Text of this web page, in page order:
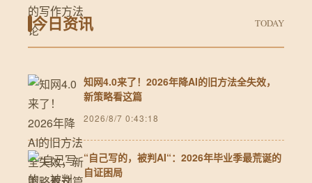
今日资讯 TODAY
知网4.0来了！2026年降AI的旧方法全失效，
新策略看这篇
2026/8/7 0:43:18
“自己写的，被判AI“：2026年毕业季最荒诞的
自证困局